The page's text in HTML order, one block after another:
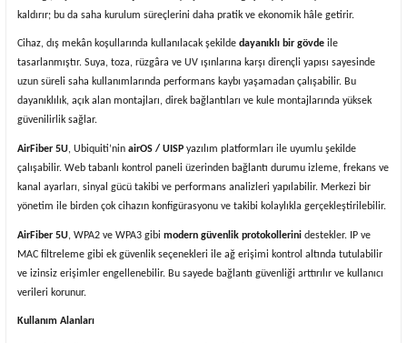
kaldırır; bu da saha kurulum süreçlerini daha pratik ve ekonomik hâle getirir.
Cihaz, dış mekân koşullarında kullanılacak şekilde dayanıklı bir gövde ile
tasarlanmıştır. Suya, toza, rüzgâra ve UV ışınlarına karşı dirençli yapısı sayesinde
uzun süreli saha kullanımlarında performans kaybı yaşamadan çalışabilir. Bu
dayanıklılık, açık alan montajları, direk bağlantıları ve kule montajlarında yüksek
güvenilirlik sağlar.
AirFiber 5U, Ubiquiti’nin airOS / UISP yazılım platformları ile uyumlu şekilde
çalışabilir. Web tabanlı kontrol paneli üzerinden bağlantı durumu izleme, frekans ve
kanal ayarları, sinyal gücü takibi ve performans analizleri yapılabilir. Merkezi bir
yönetim ile birden çok cihazın konfigürasyonu ve takibi kolaylıkla gerçekleştirilebilir.
AirFiber 5U, WPA2 ve WPA3 gibi modern güvenlik protokollerini destekler. IP ve
MAC filtreleme gibi ek güvenlik seçenekleri ile ağ erişimi kontrol altında tutulabilir
ve izinsiz erişimler engellenebilir. Bu sayede bağlantı güvenliği arttırılır ve kullanıcı
verileri korunur.
Kullanım Alanları